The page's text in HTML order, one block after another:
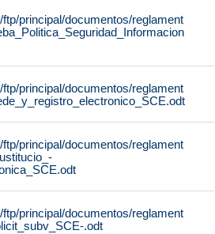
principal/documentos/reglament
principal/documentos/reglament
principal/documentos/reglament
principal/documentos/reglament
.odt